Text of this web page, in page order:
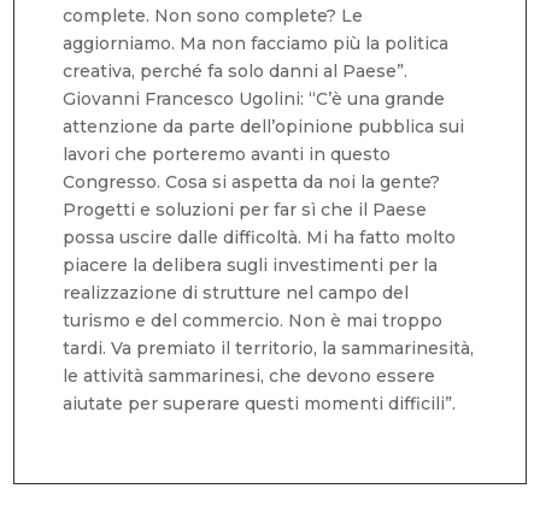
complete. Non sono complete? Le
aggiorniamo. Ma non facciamo più la politica
creativa, perché fa solo danni al Paese”.
Giovanni Francesco Ugolini: “C’è una grande
attenzione da parte dell’opinione pubblica sui
lavori che porteremo avanti in questo
Congresso. Cosa si aspetta da noi la gente?
Progetti e soluzioni per far sì che il Paese
possa uscire dalle difficoltà. Mi ha fatto molto
piacere la delibera sugli investimenti per la
realizzazione di strutture nel campo del
turismo e del commercio. Non è mai troppo
tardi. Va premiato il territorio, la sammarinesità,
le attività sammarinesi, che devono essere
aiutate per superare questi momenti difficili”.